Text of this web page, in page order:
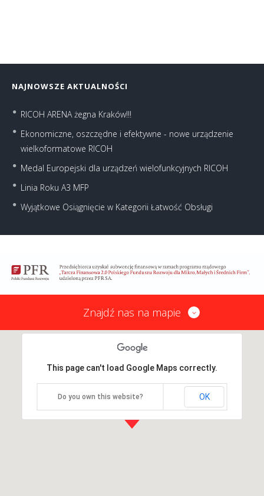
NAJNOWSZE AKTUALNOŚCI
RICOH ARENA żegna Kraków!!!
Ekonomiczne, oszczędne i efektywne - nowe urządzenie
wielkoformatowe RICOH
Medal Europejski dla urządzeń wielofunkcyjnych RICOH
Linia Roku A3 MFP
Wyjątkowe Osiągnięcie w Kategorii Łatwość Obsługi
Znajdź nas na mapie
This page can't load Google Maps correctly.
Do you own this website? OK